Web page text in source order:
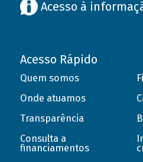
Acesso à
Acesso Rápido
Quem somos
Onde atuamos
Transparência
Consulta a
financiamentos